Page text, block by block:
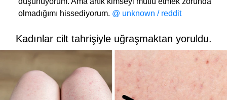
olmadığımı hissediyorum. @ unknown / reddit
Kadınlar cilt tahrişiyle uğraşmaktan yoruldu.